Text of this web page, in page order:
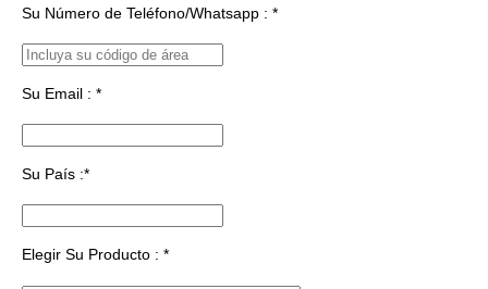
Su Número de Teléfono/Whatsapp : *
Su Email : *
Su País :*
Elegir Su Producto : *